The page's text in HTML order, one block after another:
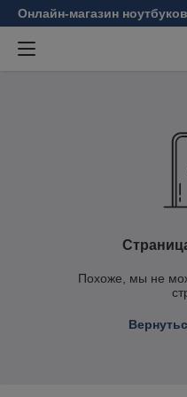
Онлайн-магазин
Похоже, мы не